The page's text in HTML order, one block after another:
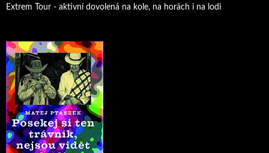
Extrem Tour - aktivní dovolená na kole, na horách i na lodi